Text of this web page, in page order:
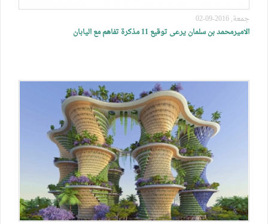
جمعة, 2016-09-02
الاميرمحمد بن سلمان يرعى توقيع 11 مذكرة تفاهم مع اليابان